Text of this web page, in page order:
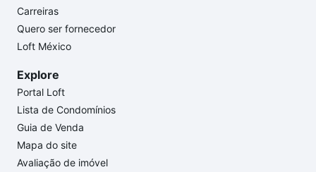
Carreiras
Quero ser fornecedor
Loft México
Explore
Portal Loft
Lista de Condomínios
Guia de Venda
Mapa do site
Avaliação de imóvel